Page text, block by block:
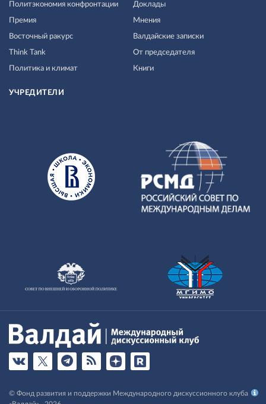
Политэкономия конфронтации
Премия
Восточный ракурс
Think Tank
Политика и климат
Доклады
Мнения
Валдайские записки
От председателя
Книги
УЧРЕДИТЕЛИ
© Фонд развития и поддержки Международного дискуссионного клуба